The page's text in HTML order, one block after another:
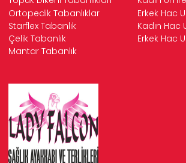
Ortopedik Tabanlıklar
Erkek Hac
Starflex Tabanlık
Kadın Hac
Çelik Tabanlık
Erkek Hac
Mantar Tabanlık